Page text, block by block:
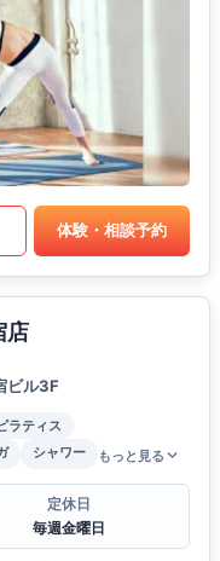
体験・相談予約
店
ビル3F
ラティス
シャワー もっと見る
定休日
毎週金曜日